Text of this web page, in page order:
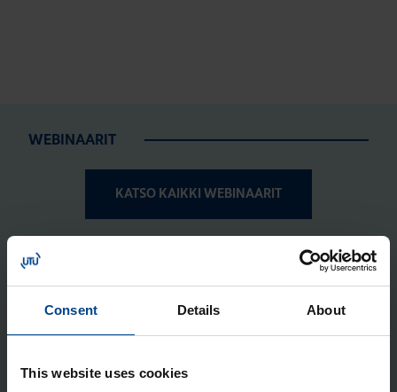
Consent Details About
This website uses cookies
WEBINAARIT
KATSO KAIKKI WEBINAARIT
ASENNUSTARVIKKEET
4.6.2026
Berker-